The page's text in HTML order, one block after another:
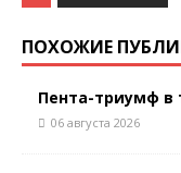
ПОХОЖИЕ
Пента-триумф в
06 августа 2026